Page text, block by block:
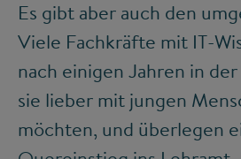
Es gibt aber auch den
Viele Fachkräfte mit IT-
nach einigen Jahren in
sie lieber mit jungen
möchten, und überlegen